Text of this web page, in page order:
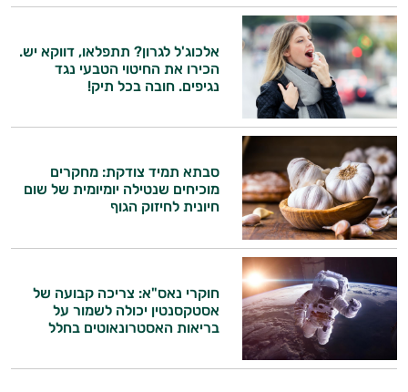
אלכוג'ל לגרון? תתפלאו, דווקא יש.
הכירו את החיטוי הטבעי נגד
נגיפים. חובה בכל תיק!
סבתא תמיד צודקת: מחקרים
מוכיחים שנטילה יומיומית של שום
חיונית לחיזוק הגוף
חוקרי נאס"א: צריכה קבועה של
אסטקסנטין יכולה לשמור על
בריאות האסטרונאוטים בחלל
היי,
אני יועץ הבריאות האישי AI של טבע בריא.
התשובות שלי מבוססות על מאגרי מידע קליניים
וספרות מקצועית בתחומי הרפואה הטבעית
ותזונת הספורט.
אני כאן כדי לעזור לך להתאים את תוספי